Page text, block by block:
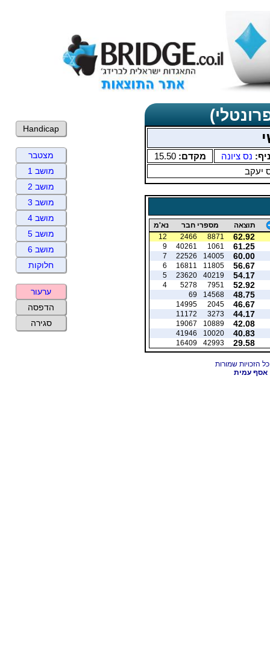
נס ציונה מקדם:15.50
יעקב
תוצאה מספרי חבר נא'מ
62.92
8871
2466
12
61.25
1061
40261
9
60.00
14005
22526
7
56.67
11805
16811
6
54.17
40219
23620
5
52.92
7951
5278
4
48.75
14568
69
46.67
2045
14995
44.17
3273
11172
42.08
10889
19067
40.83
10020
41946
29.58
42993
16409
אסף עמית
Handicap
מצטבר
מושב 1
מושב 2
מושב 3
מושב 4
מושב 5
מושב 6
חלוקות
ערעור
הדפסה
סגירה